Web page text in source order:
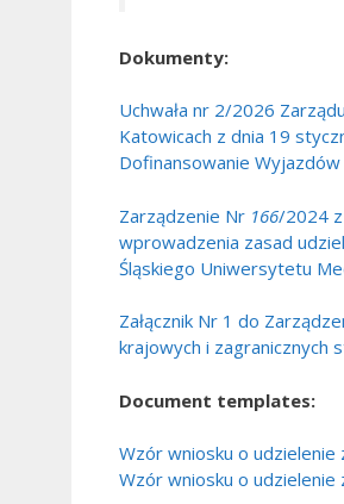
Dokumenty:
Uchwała nr 2/2026
Katowicach z dnia 19
Dofinansowanie
Zarządzenie Nr 166/2024 z
wprowadzenia zasad
Śląskiego Uniwersytetu
Załącznik Nr 1 do
krajowych i zagranicznych
Document templates:
Wzór wniosku o
Wzór wniosku o